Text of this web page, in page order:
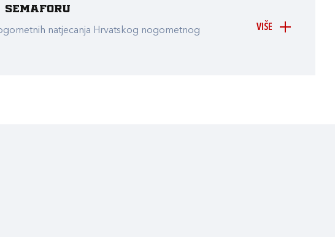
VIŠE
natjecanja Hrvatskog nogometnog